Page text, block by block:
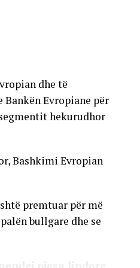
të tjerë, do të
e ardhshëm, gjë
por mbetet për t’u
shpërngulur.
amë tregojnë se
me nga
të qytetit.
dhe të
Evropiane për
hekurudhor
Bashkimi Evropian
premtuar për më
bullgare dhe se